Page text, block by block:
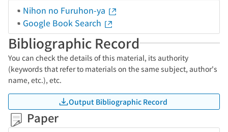
Nihon no Furuhon-ya
Google Book Search
Bibliographic Record
You can check the details of this material, its authority
(keywords that refer to materials on the same subject, author's
name, etc.), etc.
Output Bibliographic Record
Paper